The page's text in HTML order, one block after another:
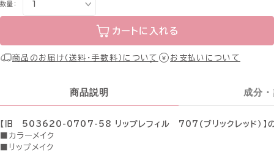
数量：
カートに入れる
商品のお届け（送料・手数料）について お支払いについて
商品説明 成分
【旧 503620-0707-58 リップレフィル 707(ブリックレッド）】の
■カラーメイク
■リップメイク